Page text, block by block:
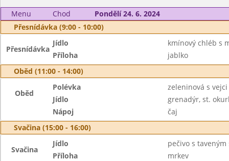
Menu Chod
Pondělí 24. 6. 2024
Přesnídávka (9:00 - 10:00)
Přesnídávka
Jídlo
kmínový chléb s
Příloha
jablko
Oběd (11:00 - 14:00)
Oběd
Polévka
zeleninová s vejci
Jídlo
grenadýr, st.
Nápoj
čaj
Svačina (15:00 - 16:00)
Svačina
Jídlo
pečivo s taveným
Příloha
mrkev